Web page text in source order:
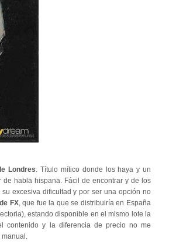
Londres . Título mítico donde los haya y un
habla hispana. Fácil de encontrar y de los
excesiva dificultad y por ser una opción no
FX, que fue la que se distribuiría en España
estando disponible en el mismo lote la
contenido y la diferencia de precio no me